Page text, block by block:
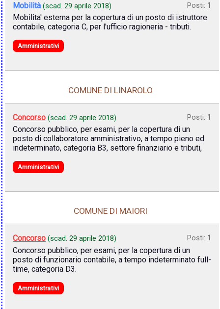
Mobilità (scad. 29 aprile 2018) Posti: 1
Mobilita' esterna per la copertura di un posto di istruttore
contabile, categoria C, per l'ufficio ragioneria - tributi.
Amministrativi
COMUNE DI LINAROLO
Concorso (scad. 29 aprile 2018) Posti: 1
Concorso pubblico, per esami, per la copertura di un
posto di collaboratore amministrativo, a tempo pieno ed
indeterminato, categoria B3, settore finanziario e tributi,
Amministrativi
COMUNE DI MAIORI
Concorso (scad. 29 aprile 2018) Posti: 1
Concorso pubblico, per esami, per la copertura di un
posto di funzionario contabile, a tempo indeterminato full-
time, categoria D3.
Amministrativi